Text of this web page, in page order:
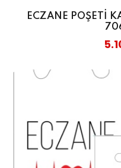
ECZANE POŞETİ